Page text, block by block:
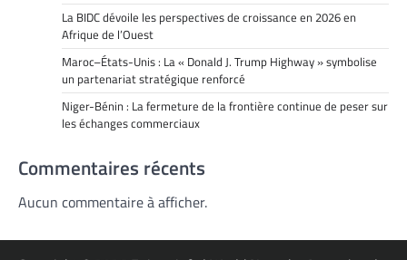
La BIDC dévoile les perspectives de croissance en 2026 en
Afrique de l’Ouest
Maroc–États-Unis : La « Donald J. Trump Highway » symbolise
un partenariat stratégique renforcé
Niger-Bénin : La fermeture de la frontière continue de peser sur
les échanges commerciaux
Commentaires récents
Aucun commentaire à afficher.